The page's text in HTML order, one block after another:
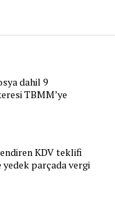
dahil 9
TBMM’ye
KDV teklifi
yedek parçada vergi